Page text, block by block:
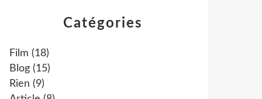
Catégories
Film (18)
Blog (15)
Rien (9)